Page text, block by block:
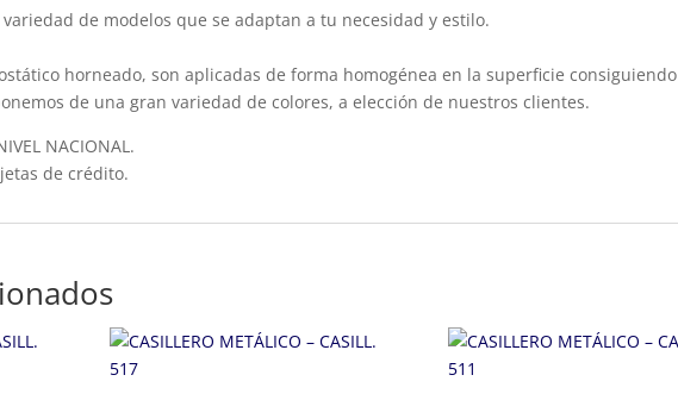
de modelos que se adaptan a tu necesidad y estilo.
horneado, son aplicadas de forma homogénea en la superficie consiguiendo
de una gran variedad de colores, a elección de nuestros clientes.
NACIONAL.
de crédito.